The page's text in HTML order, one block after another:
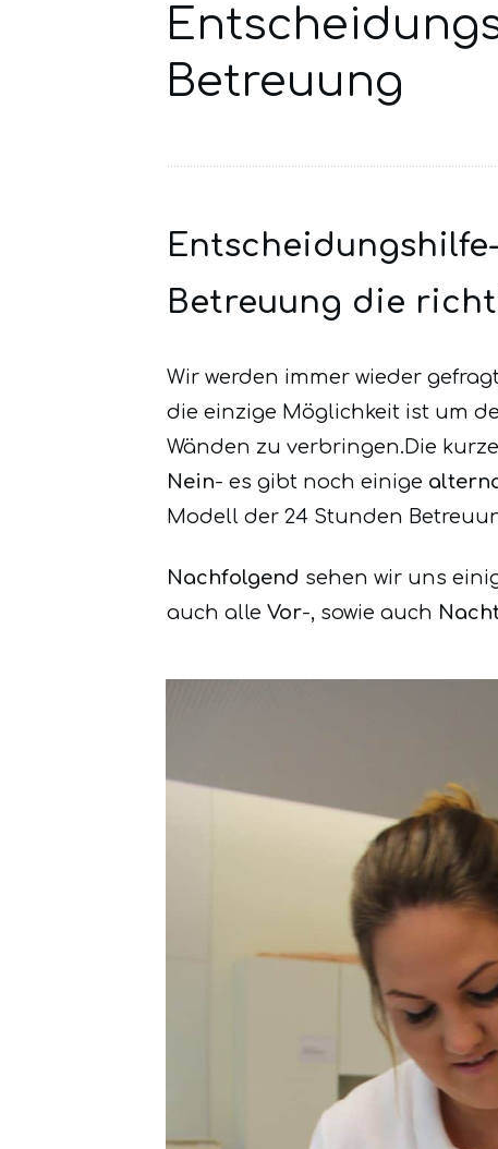
Betreuung
Entscheidungshilfe-
Betreuung die
Wir werden immer wieder
die einzige Möglichkeit ist um
Wänden zu verbringen.Die
Nein- es gibt noch einige
Modell der 24 Stunden
Nachfolgend sehen wir uns
auch alle Vor-, sowie auch